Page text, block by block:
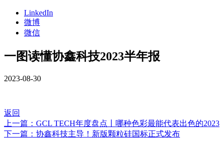
LinkedIn
微博
微信
一图读懂协鑫科技2023半年报
2023-08-30
返回
上一篇：GCL TECH年度盘点丨哪种色彩最能代表出色的2023
下一篇：协鑫科技主导！新版颗粒硅国标正式发布